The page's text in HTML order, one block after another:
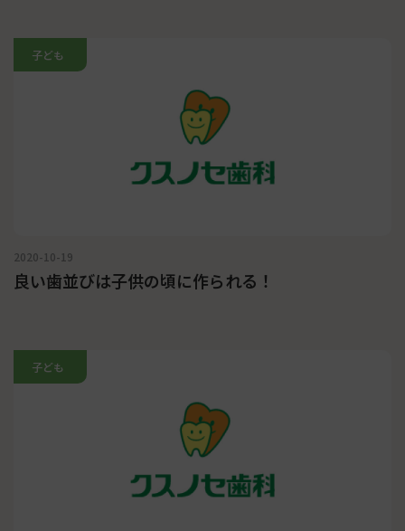
子ども
2020-10-19
良い歯並びは子供の頃に作られる！
子ども